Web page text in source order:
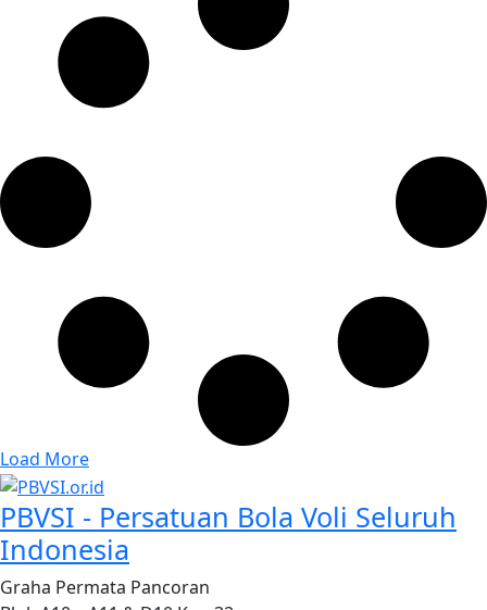
Load More
PBVSI - Persatuan Bola Voli Seluruh
Indonesia
Graha Permata Pancoran